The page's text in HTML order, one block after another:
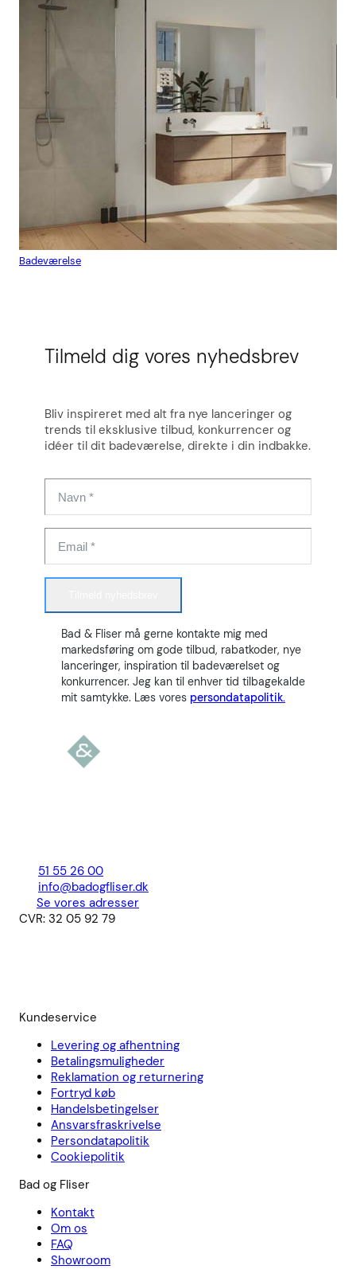
Badeværelse
Tilmeld dig vores nyhedsbrev
Bliv inspireret med alt fra nye lanceringer og
trends til eksklusive tilbud, konkurrencer og
idéer til dit badeværelse, direkte i din indbakke.
Bad & Fliser må gerne kontakte mig med
markedsføring om gode tilbud, rabatkoder, nye
lanceringer, inspiration til badeværelset og
konkurrencer. Jeg kan til enhver tid tilbagekalde
mit samtykke. Læs vores persondatapolitik.
51 55 26 00
info@badogfliser.dk
Se vores adresser
CVR: 32 05 92 79
Kundeservice
Levering og afhentning
Betalingsmuligheder
Reklamation og returnering
Fortryd køb
Handelsbetingelser
Ansvarsfraskrivelse
Persondatapolitik
Cookiepolitik
Bad og Fliser
Kontakt
Om os
FAQ
Showroom